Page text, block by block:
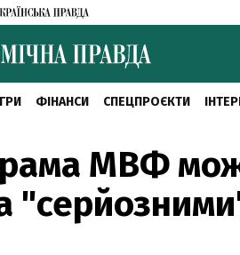
ФІНАНСИ СПЕЦПРОЄКТИ
МВФ